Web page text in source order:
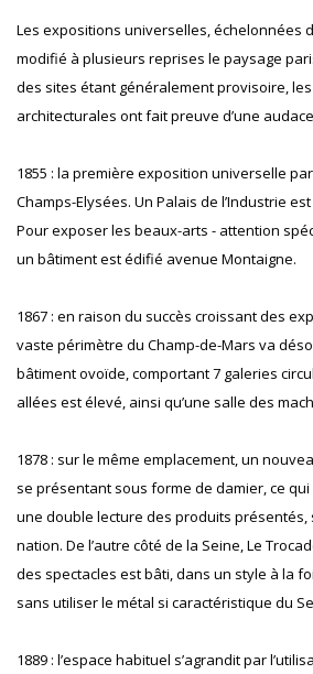
Les expositions universelles, échelonnées
modifié à plusieurs reprises le paysage
des sites étant généralement provisoire,
architecturales ont fait preuve d’une
1855 : la première exposition universelle
Champs-Elysées. Un Palais de l’Industrie
Pour exposer les beaux-arts - attention
un bâtiment est édifié avenue Montaigne.
1867 : en raison du succès croissant des
vaste périmètre du Champ-de-Mars va
bâtiment ovoïde, comportant 7 galeries
allées est élevé, ainsi qu’une salle des
1878 : sur le même emplacement, un
se présentant sous forme de damier, ce qui
une double lecture des produits présentés,
nation. De l’autre côté de la Seine, Le
des spectacles est bâti, dans un style à la
sans utiliser le métal si caractéristique du
1889 : l’espace habituel s’agrandit par